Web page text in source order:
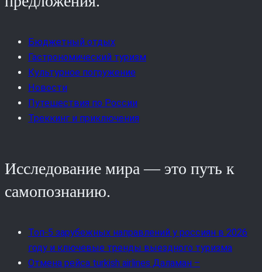
Бюджетный отдых
Гастрономический туризм
Культурное погружение
Новости
Путешествия по России
Треккинг и приключения
Исследование мира — это путь к
самопознанию.
Топ-5 зарубежных направлений у россиян в 2026
году и ключевые тренды выездного туризма
Отмена рейса turkish airlines Даламан –